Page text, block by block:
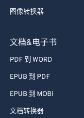
图像转换器
文档&电子书
PDF 到 WORD
EPUB 到 PDF
EPUB 到 MOBI
文档转换器